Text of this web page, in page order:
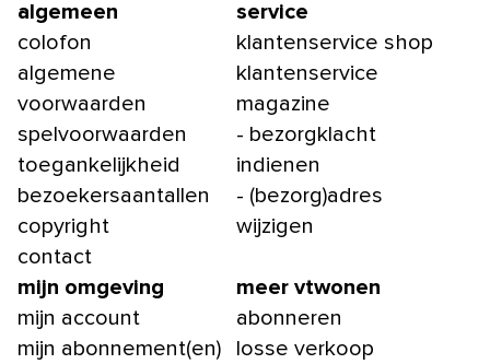
algemeen
colofon
algemene
voorwaarden
spelvoorwaarden
toegankelijkheid
bezoekersaantallen
copyright
contact
service
klantenservice shop
klantenservice
magazine
- bezorgklacht
indienen
- (bezorg)adres
wijzigen
mijn omgeving
mijn account
mijn abonnement(en)
meer vtwonen
abonneren
losse verkoop